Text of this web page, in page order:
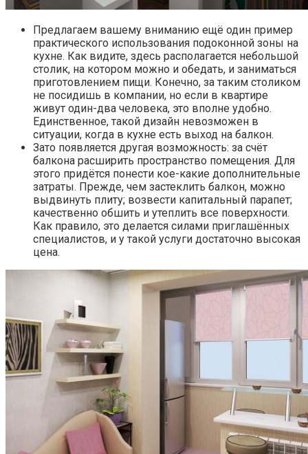
Предлагаем вашему вниманию ещё один пример
практического использования подоконной зоны на
кухне. Как видите, здесь располагается небольшой
столик, на котором можно и обедать, и заниматься
приготовлением пищи. Конечно, за таким столиком
не посидишь в компании, но если в квартире
живут один-два человека, это вполне удобно.
Единственное, такой дизайн невозможен в
ситуации, когда в кухне есть выход на балкон.
Зато появляется другая возможность: за счёт
балкона расширить пространство помещения. Для
этого придётся понести кое-какие дополнительные
затраты. Прежде, чем застеклить балкон, можно
выдвинуть плиту; возвести капитальный парапет;
качественно обшить и утеплить все поверхности.
Как правило, это делается силами приглашённых
специалистов, и у такой услуги достаточно высокая
цена.